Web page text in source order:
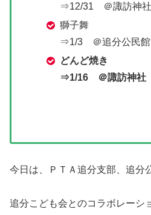
⇒12/31 ＠諏訪神社
獅子舞
⇒1/3 ＠追分公民館
どんど焼き
⇒1/16 ＠諏訪神社
今日は、ＰＴＡ追分支部、追分
追分こども会とのコラボレーシ